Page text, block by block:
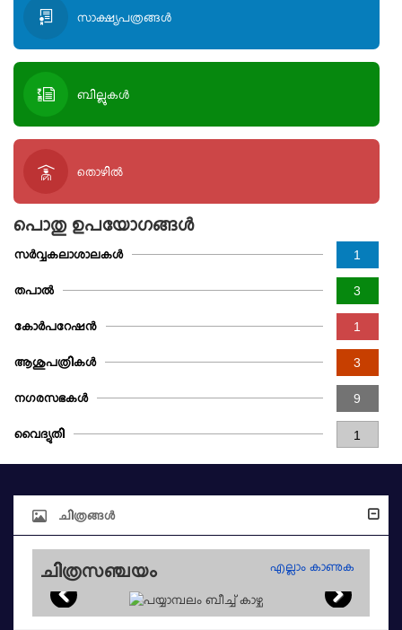
സാക്ഷ്യപത്രങ്ങള്‍
ബില്ലുകള്‍
തൊഴിൽ
പൊതു ഉപയോഗങ്ങള്‍
1
സർവ്വകലാശാലകൾ
3
തപാല്‍
1
കോർപറേഷൻ
3
ആശുപത്രികൾ
9
നഗരസഭകള്‍
1
വൈദ്യുതി
ചിത്രങ്ങൾ
ചിത്രസഞ്ചയം എല്ലാം കാണുക